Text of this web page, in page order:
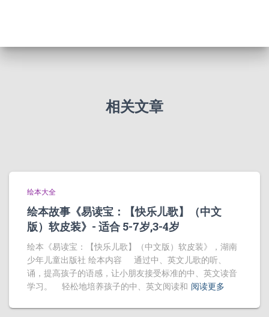
相关文章
绘本大全
绘本故事《易读宝：【快乐儿歌】（中文
版）软皮装》- 适合 5-7岁,3-4岁
绘本《易读宝：【快乐儿歌】（中文版）软皮装》，湖南
少年儿童出版社 绘本内容 通过中、英文儿歌的听、
诵，提高孩子的语感，让小朋友接受标准的中、英文读音
学习。 轻松地培养孩子的中、英文阅读和 阅读更多